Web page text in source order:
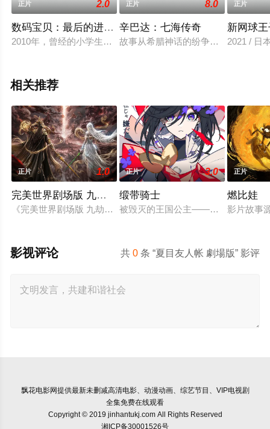
正片 2.0
数码宝贝：最后的进化 (普通话版)
2010年，曾经的小学生们已经步入大学，太一、阿和等人步上
正片 8.0
辛巴达：七海传奇
故事从希腊神话的纷争女神艾莉丝（
正片
新网球
2021 / 日
相关推荐
正片 1.0
完美世界剧场版 九劫焚天
《完美世界剧场版 九劫焚天》是动画《完美世界》的第二部剧
正片 3.0
缎带骑士
被毁灭的王国公主——萨菲娅。 灾厄“
正片
燃比娃
影片故事
共0 条 “夏目友人帐 劇場版” 影评
影视评论
飘花电影网提供最新未删减高清电影、动漫动画、综艺节目、VIP电视剧
全集免费在线观看
Copyright © 2019 jinhantukj.com All Rights Reserved
湘ICP备30001526号